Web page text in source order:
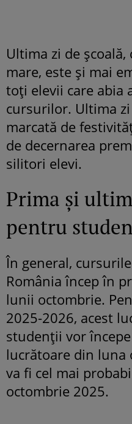
Ultima zi de școală,
mare, este și mai
toți elevii care abia
cursurilor. Ultima zi
marcată de
de decernarea
silitori elevi.
Prima și
pentru
În general,
România încep în
lunii octombrie.
2025-2026, acest
studenții vor
lucrătoare din luna
va fi cel mai
octombrie 2025.